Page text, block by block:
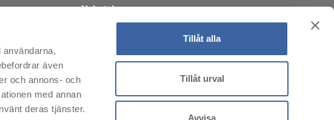
även
och annons- och
med annan
deras tjänster.
Tillåt alla
Tillåt urval
Avvisa
Nyhetsbrev
Prenumerera på vårt nyhetsbrev!